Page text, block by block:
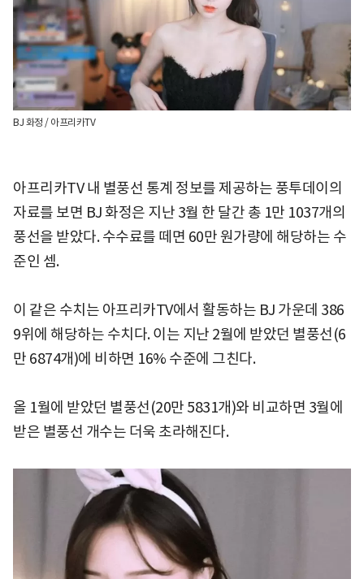
BJ 화정 / 아프리카TV
아프리카TV 내 별풍선 통계 정보를 제공하는 풍투데이의
자료를 보면 BJ 화정은 지난 3월 한 달간 총 1만 1037개의
풍선을 받았다. 수수료를 떼면 60만 원가량에 해당하는 수
준인 셈.
이 같은 수치는 아프리카TV에서 활동하는 BJ 가운데 386
9위에 해당하는 수치다. 이는 지난 2월에 받았던 별풍선(6
만 6874개)에 비하면 16% 수준에 그친다.
올 1월에 받았던 별풍선(20만 5831개)와 비교하면 3월에
받은 별풍선 개수는 더욱 초라해진다.